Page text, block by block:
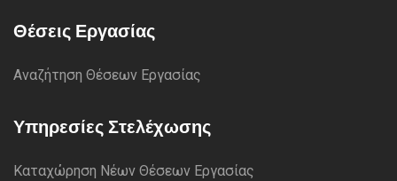
Θέσεις Εργασίας
Αναζήτηση Θέσεων Εργασίας
Υπηρεσίες Στελέχωσης
Καταχώρηση Νέων Θέσεων Εργασίας